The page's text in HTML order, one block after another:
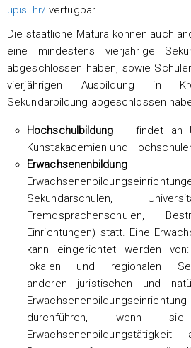
upisi.hr/verfügbar.
Die staatliche Matura können auch
eine mindestens vierjährige
abgeschlossen haben, sowie
vierjährigen Ausbildung in
Sekundarbildung abgeschlossen
Hochschulbildung – findet an
Kunstakademien und
Erwachsenenbildung–
Sekundarschulen,
Fremdsprachenschulen,
Einrichtungen) statt. Eine
kann eingerichtet werden
lokalen und regionalen
anderen juristischen und
durchführen, wenn